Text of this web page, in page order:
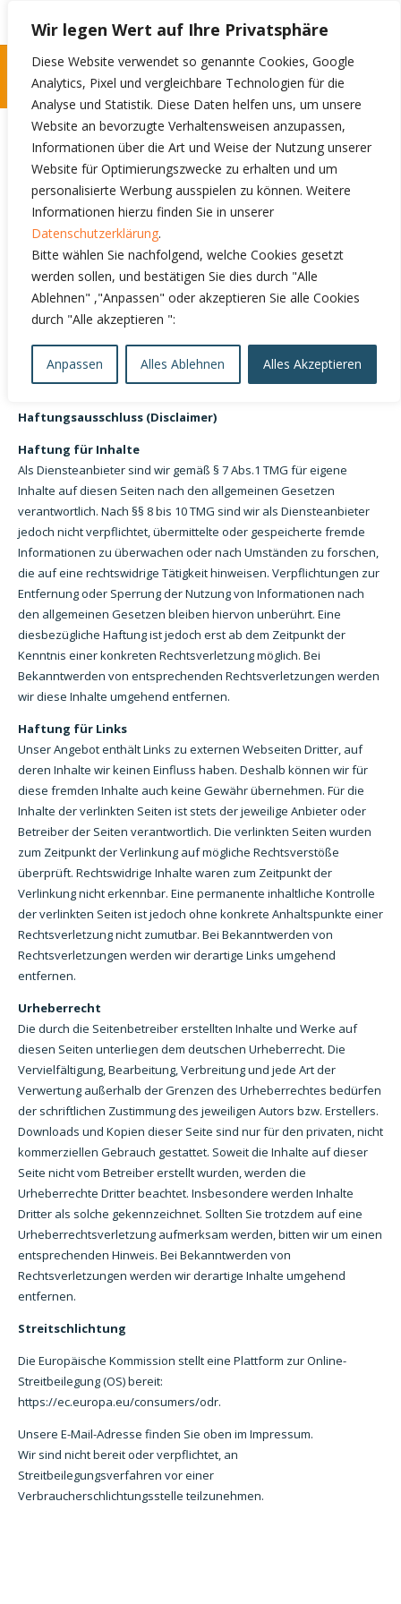
Wir legen Wert auf Ihre Privatsphäre
Diese Website verwendet so genannte Cookies, Google
Analytics, Pixel und vergleichbare Technologien für die
Analyse und Statistik. Diese Daten helfen uns, um unsere
Website an bevorzugte Verhaltensweisen anzupassen,
Informationen über die Art und Weise der Nutzung unserer
Website für Optimierungszwecke zu erhalten und um
personalisierte Werbung ausspielen zu können. Weitere
Informationen hierzu finden Sie in unserer
Datenschutzerklärung.
Bitte wählen Sie nachfolgend, welche Cookies gesetzt
werden sollen, und bestätigen Sie dies durch "Alle
Ablehnen" ,"Anpassen" oder akzeptieren Sie alle Cookies
durch "Alle akzeptieren ":
Anpassen Alles Ablehnen Alles Akzeptieren
Impressum
CoolQua
Kerbelweg 7
22337 Hamburg, Germany
Telefon: +49 40 28 79 87 34
Mobile: +49 176 83 18 14 02
E-Mail:info@coolqua.de
USt-IdNr.: DE316165796
Steuer Nr. : DE4919000479
Haftungsausschluss (Disclaimer)
Haftung für Inhalte
Als Diensteanbieter sind wir gemäß § 7 Abs.1 TMG für eigene
Inhalte auf diesen Seiten nach den allgemeinen Gesetzen
verantwortlich. Nach §§ 8 bis 10 TMG sind wir als Diensteanbieter
jedoch nicht verpflichtet, übermittelte oder gespeicherte fremde
Informationen zu überwachen oder nach Umständen zu forschen,
die auf eine rechtswidrige Tätigkeit hinweisen. Verpflichtungen zur
Entfernung oder Sperrung der Nutzung von Informationen nach
den allgemeinen Gesetzen bleiben hiervon unberührt. Eine
diesbezügliche Haftung ist jedoch erst ab dem Zeitpunkt der
Kenntnis einer konkreten Rechtsverletzung möglich. Bei
Bekanntwerden von entsprechenden Rechtsverletzungen werden
wir diese Inhalte umgehend entfernen.
Haftung für Links
Unser Angebot enthält Links zu externen Webseiten Dritter, auf
deren Inhalte wir keinen Einfluss haben. Deshalb können wir für
diese fremden Inhalte auch keine Gewähr übernehmen. Für die
Inhalte der verlinkten Seiten ist stets der jeweilige Anbieter oder
Betreiber der Seiten verantwortlich. Die verlinkten Seiten wurden
zum Zeitpunkt der Verlinkung auf mögliche Rechtsverstöße
überprüft. Rechtswidrige Inhalte waren zum Zeitpunkt der
Verlinkung nicht erkennbar. Eine permanente inhaltliche Kontrolle
der verlinkten Seiten ist jedoch ohne konkrete Anhaltspunkte einer
Rechtsverletzung nicht zumutbar. Bei Bekanntwerden von
Rechtsverletzungen werden wir derartige Links umgehend
entfernen.
Urheberrecht
Die durch die Seitenbetreiber erstellten Inhalte und Werke auf
diesen Seiten unterliegen dem deutschen Urheberrecht. Die
Vervielfältigung, Bearbeitung, Verbreitung und jede Art der
Verwertung außerhalb der Grenzen des Urheberrechtes bedürfen
der schriftlichen Zustimmung des jeweiligen Autors bzw. Erstellers.
Downloads und Kopien dieser Seite sind nur für den privaten, nicht
kommerziellen Gebrauch gestattet. Soweit die Inhalte auf dieser
Seite nicht vom Betreiber erstellt wurden, werden die
Urheberrechte Dritter beachtet. Insbesondere werden Inhalte
Dritter als solche gekennzeichnet. Sollten Sie trotzdem auf eine
Urheberrechtsverletzung aufmerksam werden, bitten wir um einen
entsprechenden Hinweis. Bei Bekanntwerden von
Rechtsverletzungen werden wir derartige Inhalte umgehend
entfernen.
Streitschlichtung
Die Europäische Kommission stellt eine Plattform zur Online-
Streitbeilegung (OS) bereit:
https://ec.europa.eu/consumers/odr.
Unsere E-Mail-Adresse finden Sie oben im Impressum.
Wir sind nicht bereit oder verpflichtet, an
Streitbeilegungsverfahren vor einer
Verbraucherschlichtungsstelle teilzunehmen.